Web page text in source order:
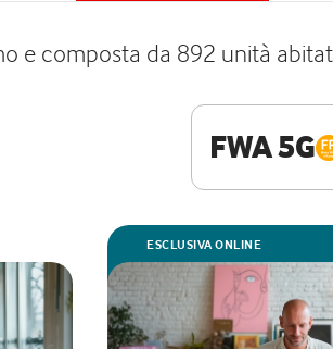
e composta da 892 unità
FWA 5G
ESCLUSIVA ONLINE